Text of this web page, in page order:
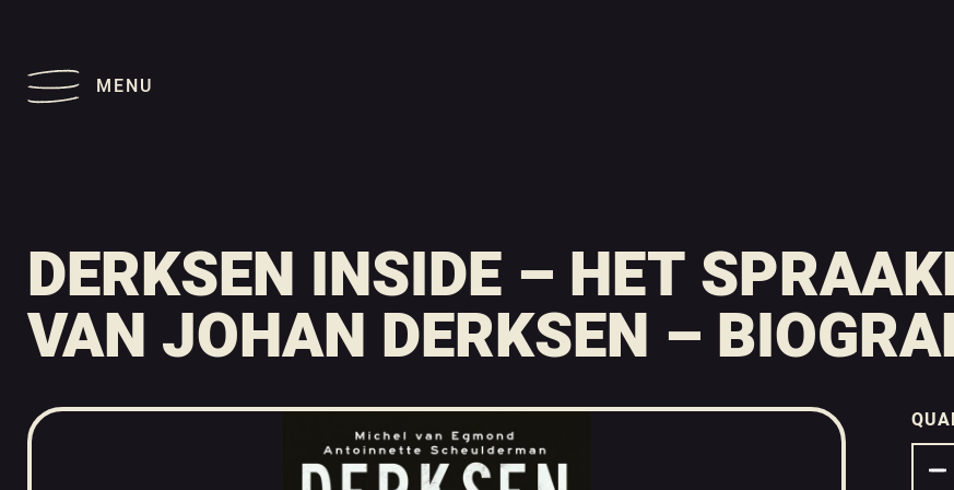
MENU
DERKSEN INSIDE – HET
VAN JOHAN DERKSEN –